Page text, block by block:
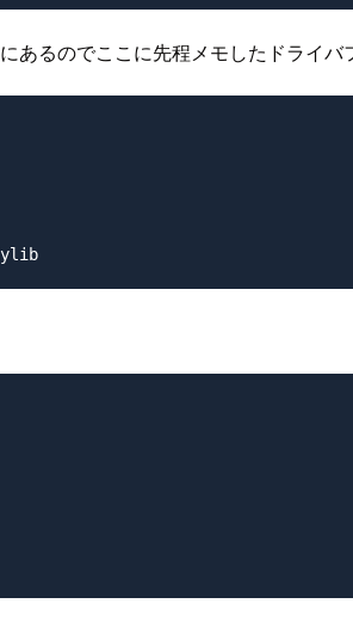
にあるのでここに先程メモしたドライバ